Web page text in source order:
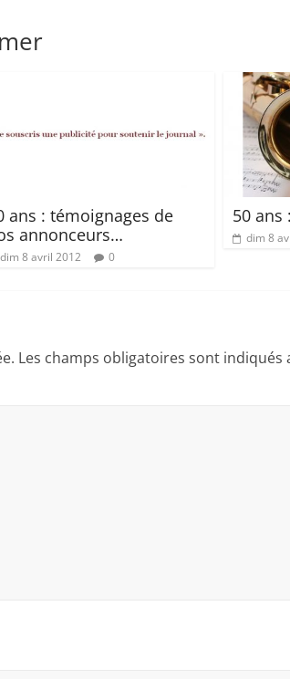
ans : témoignages de
annonceurs…
dim 8 avril 2012 0
50 ans
dim 8
Les champs obligatoires sont indiqués